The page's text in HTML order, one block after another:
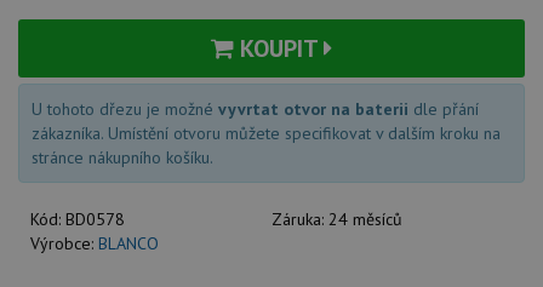
KOUPIT
U tohoto dřezu je možné vyvrtat otvor na baterii dle přání
zákazníka. Umístění otvoru můžete specifikovat v dalším kroku na
stránce nákupního košíku.
Kód: BD0578 Záruka: 24 měsíců
Výrobce: BLANCO